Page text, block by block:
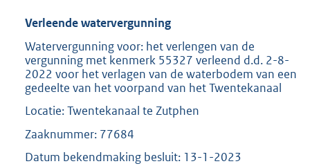
0
9
K
b
Verleende watervergunning
Watervergunning voor: het verlengen van de
vergunning met kenmerk 55327 verleend d.d. 2-8-
2022 voor het verlagen van de waterbodem van een
gedeelte van het voorpand van het Twentekanaal
Locatie: Twentekanaal te Zutphen
Zaaknummer: 77684
Datum bekendmaking besluit: 13-1-2023